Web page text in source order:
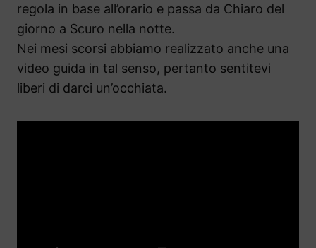
regola in base all’orario e passa da Chiaro del
giorno a Scuro nella notte.
Nei mesi scorsi abbiamo realizzato anche una
video guida in tal senso, pertanto sentitevi
liberi di darci un’occhiata.